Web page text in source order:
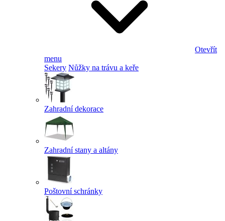
Otevřít
menu
Sekery Nůžky na trávu a keře
Zahradní dekorace
Zahradní stany a altány
Poštovní schránky